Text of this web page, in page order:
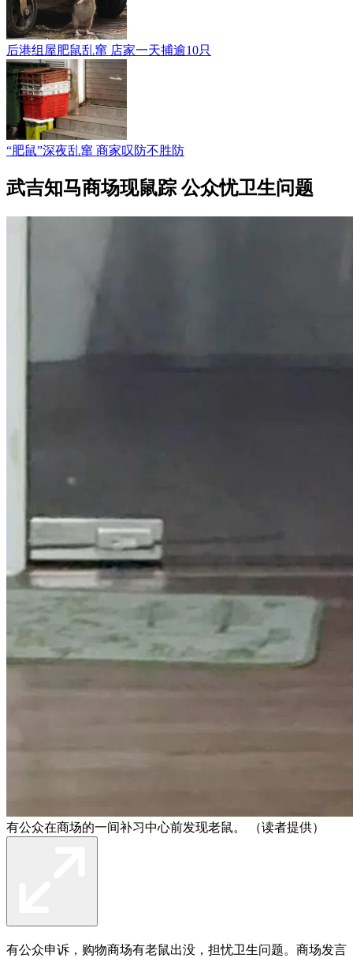
后港组屋肥鼠乱窜 店家一天捕逾10只
“肥鼠”深夜乱窜 商家叹防不胜防
武吉知马商场现鼠踪 公众忧卫生问题
有公众在商场的一间补习中心前发现老鼠。 （读者提供）
有公众申诉，购物商场有老鼠出没，担忧卫生问题。商场发言